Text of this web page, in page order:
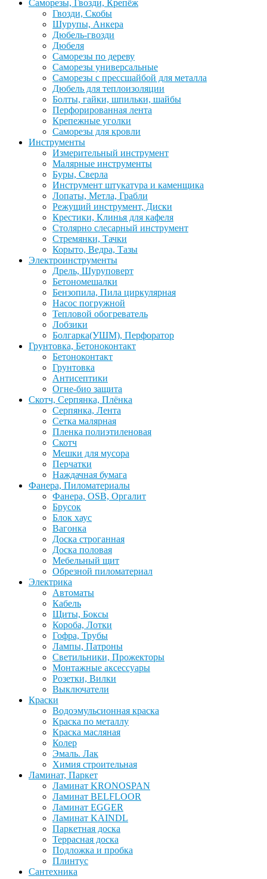
Саморезы, Гвозди, Крепёж
Гвозди, Скобы
Шурупы, Анкера
Дюбель-гвозди
Дюбеля
Саморезы по дереву
Саморезы универсальные
Саморезы с прессшайбой для металла
Дюбель для теплоизоляции
Болты, гайки, шпильки, шайбы
Перфорированная лента
Крепежные уголки
Саморезы для кровли
Инструменты
Измерительный инструмент
Малярные инструменты
Буры, Сверла
Инструмент штукатура и каменщика
Лопаты, Метла, Грабли
Режущий инструмент, Диски
Крестики, Клинья для кафеля
Столярно слесарный инструмент
Стремянки, Тачки
Корыто, Ведра, Тазы
Электроинструменты
Дрель, Шуруповерт
Бетономешалки
Бензопила, Пила циркулярная
Насос погружной
Тепловой обогреватель
Лобзики
Болгарка(УШМ), Перфоратор
Грунтовка, Бетоноконтакт
Бетоноконтакт
Грунтовка
Антисептики
Огне-био защита
Скотч, Серпянка, Плёнка
Серпянка, Лента
Сетка малярная
Пленка полиэтиленовая
Скотч
Мешки для мусора
Перчатки
Наждачная бумага
Фанера, Пиломатериалы
Фанера, OSB, Оргалит
Брусок
Блок хаус
Вагонка
Доска строганная
Доска половая
Мебельный щит
Обрезной пиломатериал
Электрика
Автоматы
Кабель
Щиты, Боксы
Короба, Лотки
Гофра, Трубы
Лампы, Патроны
Светильники, Прожекторы
Монтажные аксессуары
Розетки, Вилки
Выключатели
Краски
Водоэмульсионная краска
Краска по металлу
Краска масляная
Колер
Эмаль. Лак
Химия строительная
Ламинат, Паркет
Ламинат KRONOSPAN
Ламинат BELFLOOR
Ламинат EGGER
Ламинат KAINDL
Паркетная доска
Террасная доска
Подложка и пробка
Плинтус
Сантехника